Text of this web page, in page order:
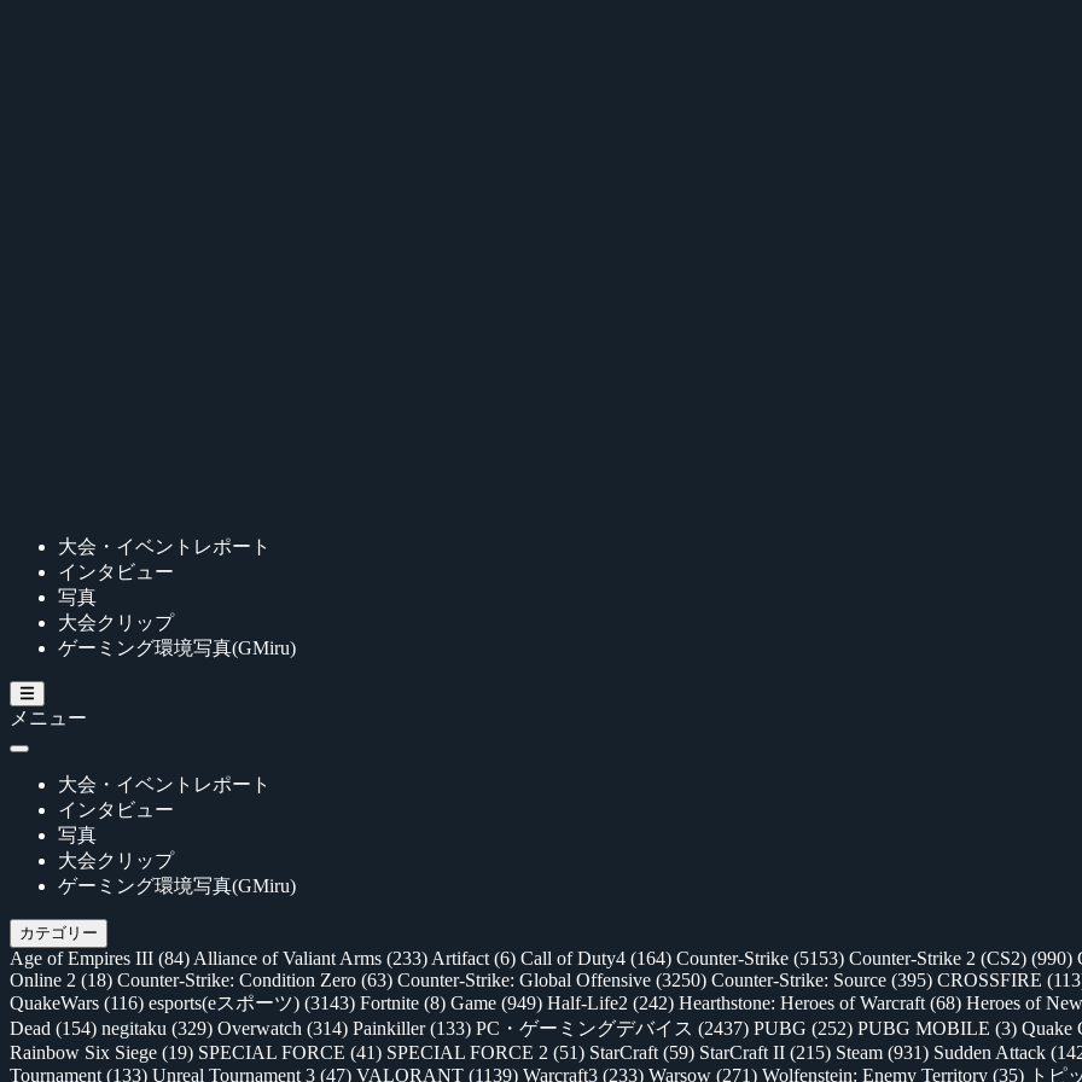
大会・イベントレポート
インタビュー
写真
大会クリップ
ゲーミング環境写真(GMiru)
メニュー
大会・イベントレポート
インタビュー
写真
大会クリップ
ゲーミング環境写真(GMiru)
カテゴリー
Age of Empires III (84) Alliance of Valiant Arms (233) Artifact (6) Call of Duty4 (164) Counter-Strike (5153) Counter-Strike 2 (CS2) (990)
Online 2 (18) Counter-Strike: Condition Zero (63) Counter-Strike: Global Offensive (3250) Counter-Strike: Source (395) CROSSFIRE
QuakeWars (116) esports(eスポーツ) (3143) Fortnite (8) Game (949) Half-Life2 (242) Hearthstone: Heroes of Warcraft (68) Heroes of
Dead (154) negitaku (329) Overwatch (314) Painkiller(133) PC・ゲーミングデバイス (2437) PUBG (252) PUBG MOBILE (3) Quake
Rainbow Six Siege (19) SPECIAL FORCE (41) SPECIAL FORCE 2 (51) StarCraft (59) StarCraft II (215) Steam (931) Sudden Attack
Tournament (133) Unreal Tournament 3 (47) VALORANT (1139) Warcraft3 (233) Warsow (271) Wolfenstein: Enemy Territory (35) トピ